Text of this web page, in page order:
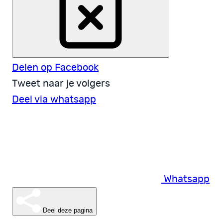
Delen op Facebook
Tweet naar je volgers
Deel via whatsapp
Whatsapp
Deel deze pagina